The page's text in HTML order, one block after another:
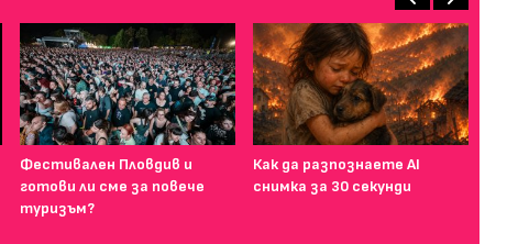
Фестивален Пловдив и
готови ли сме за повече
туризъм?
Как да разпознаете AI
снимка за 30 секунди